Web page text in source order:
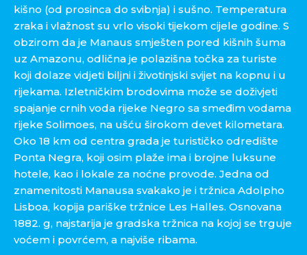
kišno (od prosinca do svibnja) i sušno. Temperatura
zraka i vlažnost su vrlo visoki tijekom cijele godine. S
obzirom da je Manaus smješten pored kišnih šuma
uz Amazonu, odlična je polazišna točka za turiste
koji dolaze vidjeti biljni i životinjski svijet na kopnu i u
rijekama. Izletničkim brodovima može se doživjeti
spajanje crnih voda rijeke Negro sa smeđim vodama
rijeke Solimoes, na ušću širokom devet kilometara.
Oko 18 km od centra grada je turističko odredište
Ponta Negra, koji osim plaže ima i brojne luksune
hotele, kao i lokale za noćne provode. Jedna od
znamenitosti Manausa svakako je i tržnica Adolpho
Lisboa, kopija pariške tržnice Les Halles. Osnovana
1882. g, najstarija je gradska tržnica na kojoj se trguje
voćem i povrćem, a najviše ribama.